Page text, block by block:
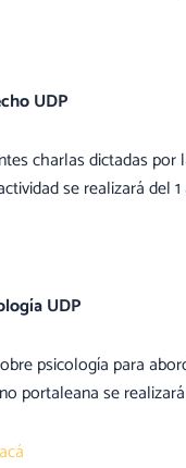
UDP
charlas dictadas
se realizará
UDP
psicología para
portaleana se